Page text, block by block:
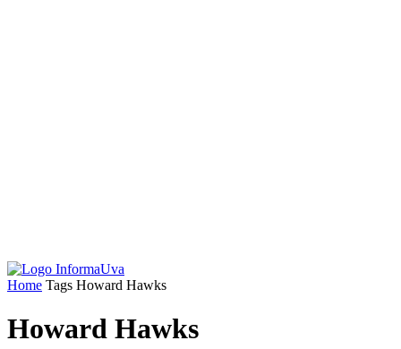
Home Tags Howard Hawks
Howard Hawks